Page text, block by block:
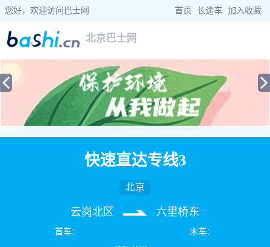
您好，欢迎访问巴士网 首页 长途车 加入收藏
北京巴士网
当前位置： 巴士网 >北京巴士> 快速直达专线3公交车路线查询
快速直达专线3
北京
云岗北区 六里桥东
首车：
末车：